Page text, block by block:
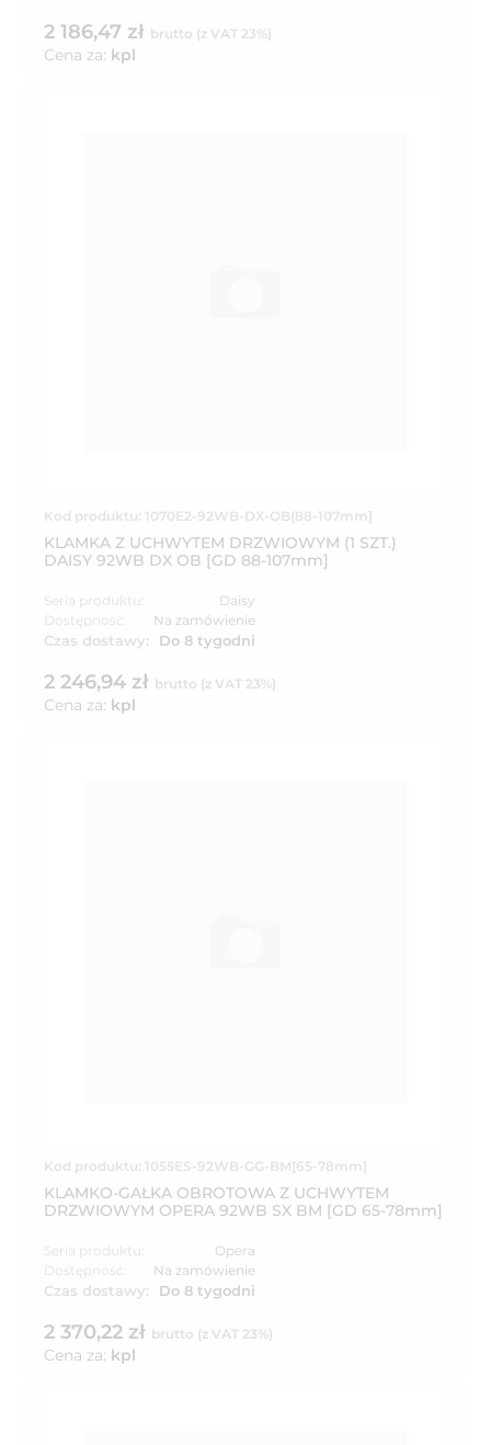
2 186,47 zł brutto (z VAT 23%)
Cena za: kpl
Kod produktu: 1070E2-92WB-DX-OB{88-107mm]
KLAMKA Z UCHWYTEM DRZWIOWYM (1 SZT.)
DAISY 92WB DX OB [GD 88-107mm]
Seria produktu:
Daisy
Dostępność:
Na zamówienie
Czas dostawy: Do 8 tygodni
2 246,94 zł brutto (z VAT 23%)
Cena za: kpl
Kod produktu: 1055ES-92WB-GG-BM[65-78mm]
KLAMKO-GAŁKA OBROTOWA Z UCHWYTEM
DRZWIOWYM OPERA 92WB SX BM [GD 65-78mm]
Seria produktu:
Opera
Dostępność:
Na zamówienie
Czas dostawy: Do 8 tygodni
2 370,22 zł brutto (z VAT 23%)
Cena za: kpl